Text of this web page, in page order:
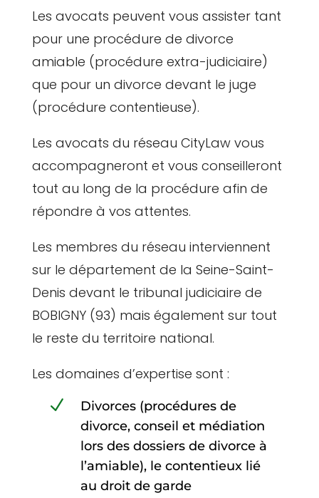
Les avocats peuvent vous assister tant
pour une procédure de divorce
amiable (procédure extra-judiciaire)
que pour un divorce devant le juge
(procédure contentieuse).
Les avocats du réseau CityLaw vous
accompagneront et vous conseilleront
tout au long de la procédure afin de
répondre à vos attentes.
Les membres du réseau interviennent
sur le département de la Seine-Saint-
Denis devant le tribunal judiciaire de
BOBIGNY (93) mais également sur tout
le reste du territoire national.
Les domaines d’expertise sont :
N
Divorces (procédures de
divorce, conseil et médiation
lors des dossiers de divorce à
l’amiable), le contentieux lié
au droit de garde